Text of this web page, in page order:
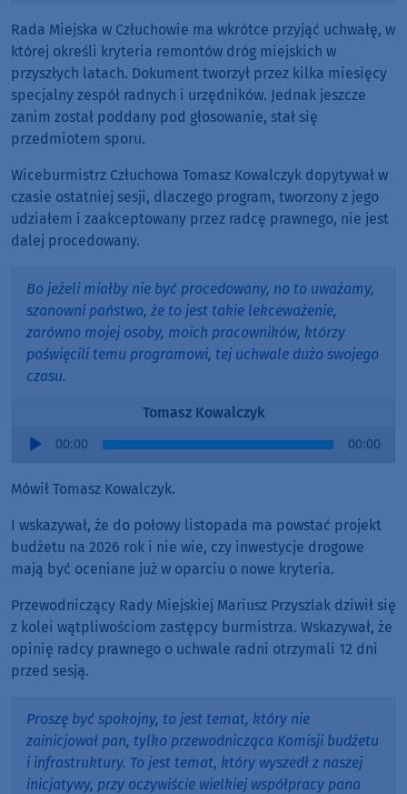
Rada Miejska w Człuchowie ma wkrótce przyjąć uchwałę, w
której określi kryteria remontów dróg miejskich w
przyszłych latach. Dokument tworzył przez kilka miesięcy
specjalny zespół radnych i urzędników. Jednak jeszcze
zanim został poddany pod głosowanie, stał się
przedmiotem sporu.
Wiceburmistrz Człuchowa Tomasz Kowalczyk dopytywał w
czasie ostatniej sesji, dlaczego program, tworzony z jego
udziałem i zaakceptowany przez radcę prawnego, nie jest
dalej procedowany.
Bo jeżeli miałby nie być procedowany, no to uważamy,
szanowni państwo, że to jest takie lekceważenie,
zarówno mojej osoby, moich pracowników, którzy
poświęcili temu programowi, tej uchwale dużo swojego
czasu.
Tomasz Kowalczyk
Audio
00:00 00:00
Mówił Tomasz Kowalczyk.
I wskazywał, że do połowy listopada ma powstać projekt
budżetu na 2026 rok i nie wie, czy inwestycje drogowe
mają być oceniane już w oparciu o nowe kryteria.
Przewodniczący Rady Miejskiej Mariusz Przyszlak dziwił się
z kolei wątpliwościom zastępcy burmistrza. Wskazywał, że
opinię radcy prawnego o uchwale radni otrzymali 12 dni
przed sesją.
Proszę być spokojny, to jest temat, który nie
zainicjował pan, tylko przewodnicząca Komisji budżetu
i infrastruktury. To jest temat, który wyszedł z naszej
inicjatywy, przy oczywiście wielkiej współpracy pana